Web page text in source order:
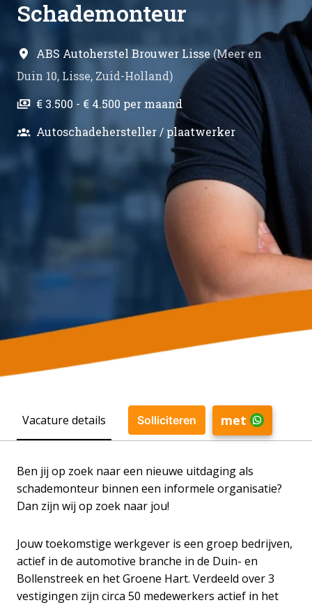
Schademonteur
ABS Autoherstel Brouwer Lisse (Meer en
Duin 10, Lisse, Zuid-Holland)
€ 3.500 - € 4.500 per maand
Autoschadehersteller / plaatwerker
Vacature details Solliciteren met
Ben jij op zoek naar een nieuwe uitdaging als
schademonteur binnen een informele organisatie?
Dan zijn wij op zoek naar jou!
Jouw toekomstige werkgever is een groep bedrijven,
actief in de automotive branche in de Duin- en
Bollenstreek en het Groene Hart. Verdeeld over 3
vestigingen zijn circa 50 medewerkers actief in het